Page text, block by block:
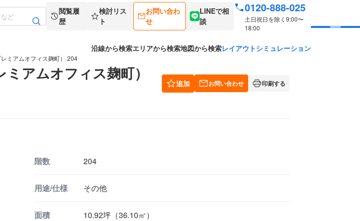
閲覧履
歴
検討リス
ト
お問い合わ
せ
LINEで相
談
0120-888-025
土日祝日を除く9:00〜
18:00
沿線から検索エリアから検索地図から検索レイアウトシミュレーション
ミアムオフィス麹町） 204
アムオフィス麹町）
追加 お問い合わせ 印刷する
階数 204
用途/仕様 その他
面積 10.92坪（36.10㎡）